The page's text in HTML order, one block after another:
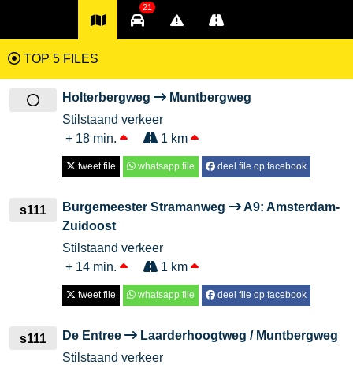
21
TOP 5 FILES
Holterbergweg
Muntbergweg
Stilstaand verkeer
+ 18 min.
1 km
tweet file whatsapp file deel file op facebook
s111 Burgemeester Stramanweg
A9: Amsterdam-
Zuidoost
Stilstaand verkeer
+ 14 min.
1 km
tweet file whatsapp file deel file op facebook
s111 De Entree
Laarderhoogtweg / Muntbergweg
Stilstaand verkeer